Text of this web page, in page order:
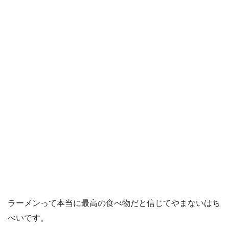
ラーメンって本当に最高の食べ物だと信じてやまないはち
べいです。